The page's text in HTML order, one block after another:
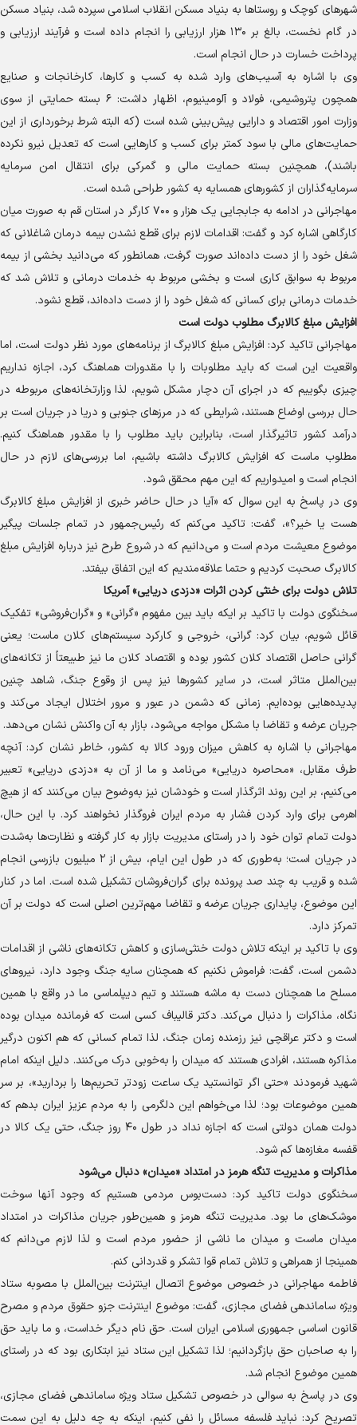
شهر‌های کوچک و روستا‌ها به بنیاد مسکن انقلاب اسلامی سپرده شد، بنیاد مسکن
در گام نخست، بالغ بر ۱۳۰ هزار ارزیابی را انجام داده است و فرآیند ارزیابی و
پرداخت خسارت در حال انجام است.
وی با اشاره به آسیب‌های وارد شده به کسب و کارها، کارخانجات و صنایع
همچون پتروشیمی، فولاد و آلومینیوم، اظهار داشت: ۶ بسته حمایتی از سوی
وزارت امور اقتصاد و دارایی پیش‌بینی شده است (که البته شرط برخورداری از این
حمایت‌های مالی با سود کمتر برای کسب و کار‌هایی است که تعدیل نیرو نکرده
باشند)، همچنین بسته حمایت مالی و گمرکی برای انتقال امن سرمایه
سرمایه‌گذاران از کشور‌های همسایه به کشور طراحی شده است.
مهاجرانی در ادامه به جابجایی یک هزار و ۷۰۰ کارگر در استان قم به صورت میان
کارگاهی اشاره کرد و گفت: اقدامات لازم برای قطع نشدن بیمه درمان شاغلانی که
شغل خود را از دست داده‌اند صورت گرفت، همانطور که می‌دانید بخشی از بیمه
مربوط به سوابق کاری است و بخشی مربوط به خدمات درمانی و تلاش شد که
خدمات درمانی برای کسانی که شغل خود را از دست داده‌اند، قطع نشود.
افزایش مبلغ کالابرگ مطلوب دولت است
مهاجرانی تاکید کرد: افزایش مبلغ کالابرگ از برنامه‌های مورد نظر دولت است، اما
واقعیت این است که باید مطلوبات را با مقدورات هماهنگ کرد، اجازه نداریم
چیزی بگوییم که در اجرای آن دچار مشکل شویم، لذا وزارتخانه‌های مربوطه در
حال بررسی اوضاع هستند، شرایطی که در مرز‌های جنوبی و دریا در جریان است بر
درآمد کشور تاثیرگذار است، بنابراین باید مطلوب را با مقدور هماهنگ کنیم.
مطلوب ماست که افزایش کالابرگ داشته باشیم، اما بررسی‌های لازم در حال
انجام است و امیدواریم که این مهم محقق شود.
وی در پاسخ به این سوال که «آیا در حال حاضر خبری از افزایش مبلغ کالابرگ
هست یا خیر؟»، گفت: تاکید می‌کنم که رئیس‌جمهور در تمام جلسات پیگیر
موضوع معیشت مردم است و می‌دانیم که در شروع طرح نیز درباره افزایش مبلغ
کالابرگ صحبت کردیم و حتما علاقه‌مندیم که این اتفاق بیفتد.
تلاش دولت برای خنثی کردن اثرات «دزدی دریایی» آمریکا
سخنگوی دولت با تاکید بر ایکه باید بین مفهوم «گرانی» و «گران‌فروشی» تفکیک
قائل شویم، بیان کرد: گرانی، خروجی و کارکرد سیستم‌های کلان ماست؛ یعنی
گرانی حاصل اقتصاد کلان کشور بوده و اقتصاد کلان ما نیز طبیعتاً از تکانه‌های
بین‌الملل متاثر است، در سایر کشور‌ها نیز پس از وقوع جنگ، شاهد چنین
پدیده‌هایی بوده‌ایم. زمانی که دشمن در عبور و مرور اختلال ایجاد می‌کند و
جریان عرضه و تقاضا با مشکل مواجه می‌شود، بازار به آن واکنش نشان می‌دهد.
مهاجرانی با اشاره به کاهش میزان ورود کالا به کشور، خاطر نشان کرد: آنچه
طرف مقابل، «محاصره دریایی» می‌نامد و ما از آن به «دزدی دریایی» تعبیر
می‌کنیم، بر این روند اثرگذار است و خودشان نیز به‌وضوح بیان می‌کنند که از هیچ
اهرمی برای وارد کردن فشار به مردم ایران فروگذار نخواهند کرد. با این حال،
دولت تمام توان خود را در راستای مدیریت بازار به کار گرفته و نظارت‌ها به‌شدت
در جریان است؛ به‌طوری که در طول این ایام، بیش از ۲ میلیون بازرسی انجام
شده و قریب به چند صد پرونده برای گران‌فروشان تشکیل شده است. اما در کنار
این موضوع، پایداری جریان عرضه و تقاضا مهم‌ترین اصلی است که دولت بر آن
تمرکز دارد.
وی با تاکید بر اینکه تلاش دولت خنثی‌سازی و کاهش تکانه‌های ناشی از اقدامات
دشمن است، گفت: فراموش نکنیم که همچنان سایه جنگ وجود دارد، نیرو‌های
مسلح ما همچنان دست به ماشه هستند و تیم دیپلماسی ما در واقع با همین
نگاه، مذاکرات را دنبال می‌کند. دکتر قالیباف کسی است که فرمانده میدان بوده
است و دکتر عراقچی نیز رزمنده زمان جنگ، لذا تمام کسانی که هم اکنون درگیر
مذاکره هستند، افرادی هستند که میدان را به‌خوبی درک می‌کنند. دلیل اینکه امام
شهید فرمودند «حتی اگر توانستید یک ساعت زودتر تحریم‌ها را بردارید»، بر سر
همین موضوعات بود؛ لذا می‌خواهم این دلگرمی را به مردم عزیز ایران بدهم که
دولت همان دولتی است که اجازه نداد در طول ۴۰ روز جنگ، حتی یک کالا در
قفسه مغازه‌ها کم شود.
مذاکرات و مدیریت تنگه هرمز در امتداد «میدان» دنبال می‌شود
سخنگوی دولت تاکید کرد: دست‌بوس مردمی هستیم که وجود آنها سوخت
موشک‌های ما بود. مدیریت تنگه هرمز و همین‌طور جریان مذاکرات در امتداد
میدان ماست و میدان ما ناشی از حضور مردم است و لذا لازم می‌دانم که
همینجا از همراهی و تلاش تمام قوا تشکر و قدردانی کنم.
فاطمه مهاجرانی در خصوص موضوع اتصال اینترنت بین‌الملل با مصوبه ستاد
ویژه ساماندهی فضای مجازی، گفت: موضوع اینترنت جزو حقوق مردم و مصرح
قانون اساسی جمهوری اسلامی ایران است. حق نام دیگر خداست، و ما باید حق
را به صاحبان حق بازگردانیم؛ لذا تشکیل این ستاد نیز ابتکاری بود که در راستای
همین موضوع انجام شد.
وی در پاسخ به سوالی در خصوص تشکیل ستاد ویژه ساماندهی فضای مجازی،
تصریح کرد: نباید فلسفه مسائل را نفی کنیم، اینکه به چه دلیل به این سمت